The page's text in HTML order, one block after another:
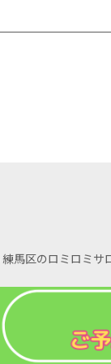
馬区のロミロミサ